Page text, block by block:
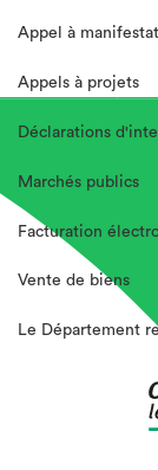
Appel à
Appels à projets
Déclarations
Marchés publics
Facturation
Vente de biens
Le Département